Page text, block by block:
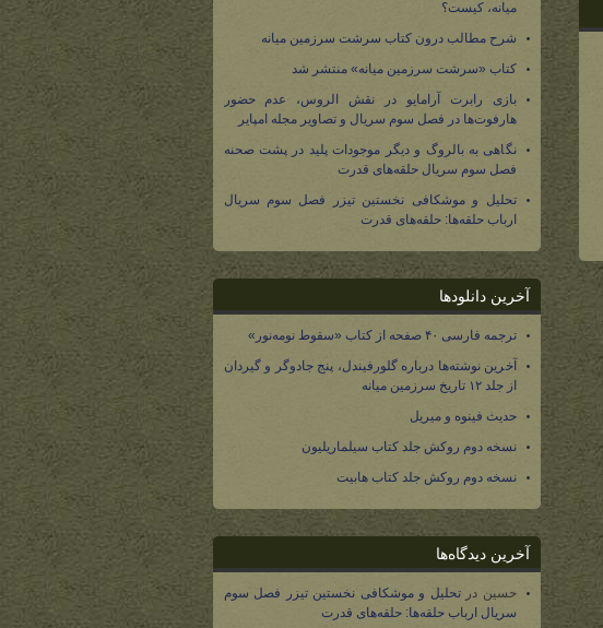
میانه، کیست؟
شرح مطالب درون کتاب سرشت سرزمین میانه
کتاب «سرشت سرزمین میانه» منتشر شد
بازی رابرت آرامایو در نقش الروس، عدم حضور
هارفوت‌ها در فصل سوم سریال و تصاویر مجله امپایر
نگاهی به بالروگ و دیگر موجودات پلید در پشت صحنه
فصل سوم سریال حلقه‌های قدرت
تحلیل و موشکافی نخستین تیزر فصل سوم سریال
ارباب حلقه‌ها: حلقه‌های قدرت
آخرین دانلودها
ترجمه فارسی ۴۰ صفحه از کتاب «سقوط نومه‌نور»
آخرین نوشته‌ها درباره گلورفیندل، پنج جادوگر و گیردان
از جلد ۱۲ تاریخ سرزمین میانه
حدیث فینوه و میریل
نسخه دوم روکش جلد کتاب سیلماریلیون
نسخه دوم روکش جلد کتاب هابیت
آخرین دیدگاه‌ها
حسین درتحلیل و موشکافی نخستین تیزر فصل سوم
سریال ارباب حلقه‌ها: حلقه‌های قدرت